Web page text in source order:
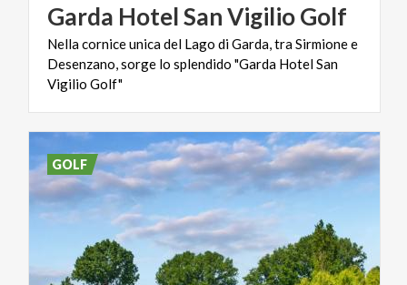
Garda HotelSanVigilioGolf
Nella cornice unica del Lago di Garda, tra Sirmione e
Desenzano, sorge lo splendido "Garda Hotel San
Vigilio Golf"
GOLF